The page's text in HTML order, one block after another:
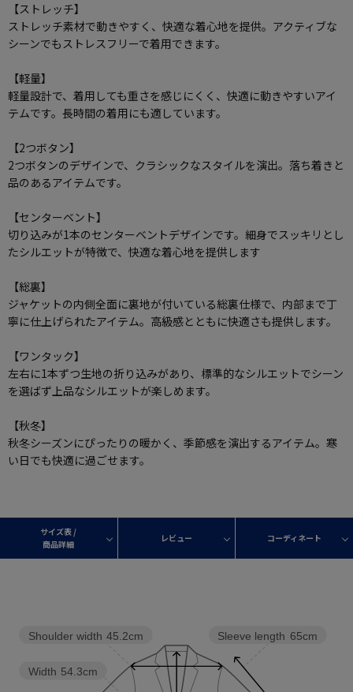
【ストレッチ】
ストレッチ素材で動きやすく、快適な着心地を提供。アクティブな
シーンでもストレスフリーで着用できます。
【軽量】
軽量設計で、着用しても重さを感じにくく、快適に動きやすいアイ
テムです。長時間の着用にも適しています。
【2つボタン】
2つボタンのデザインで、クラシックなスタイルを演出。落ち着きと
品のあるアイテムです。
【センターベント】
切り込みが1本のセンターベントデザインです。細身でスッキリとし
たシルエットが特徴で、快適な着心地を提供します
【総裏】
ジャケットの内側全面に裏地が付いている総裏仕様で、内部まで丁
寧に仕上げられたアイテム。高級感とともに快適さも提供します。
【ワンタック】
左右に1本ずつ生地の折り込みがあり、標準的なシルエットでシーン
を選ばず上品なシルエットが楽しめます。
【秋冬】
秋冬シーズンにぴったりの暖かく、季節感を演出するアイテム。寒
い日でも快適に過ごせます。
サイズ表 /
商品詳細
レビュー コーディネート
Sleeve length 65cm
Width 54.3cm
Shoulder width 45.2cm